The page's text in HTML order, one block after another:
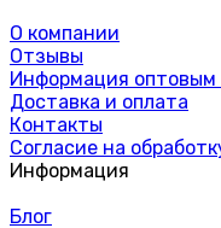
О компании
Отзывы
Информация оптовым
Доставка и оплата
Контакты
Согласие на
Информация
Блог